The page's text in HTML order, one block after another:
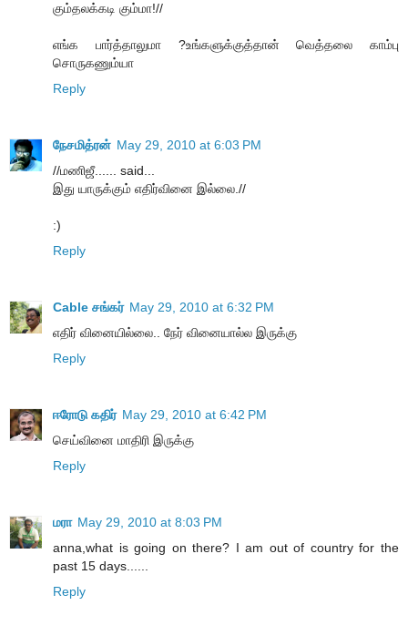
கும்தலக்கடி கும்மா!//
எங்க பார்த்தாலுமா ?உங்களுக்குத்தான் வெத்தலை காம்பு
சொருகணும்யா
Reply
நேசமித்ரன் May 29, 2010 at 6:03 PM
//மணிஜீ...... said...
இது யாருக்கும் எதிர்வினை இல்லை.//
:)
Reply
Cable சங்கர் May 29, 2010 at 6:32 PM
எதிர் வினையில்லை.. நேர் வினையால்ல இருக்கு
Reply
ஈரோடு கதிர் May 29, 2010 at 6:42 PM
செய்வினை மாதிரி இருக்கு
Reply
மரா May 29, 2010 at 8:03 PM
anna,what is going on there? I am out of country for the
past 15 days......
Reply